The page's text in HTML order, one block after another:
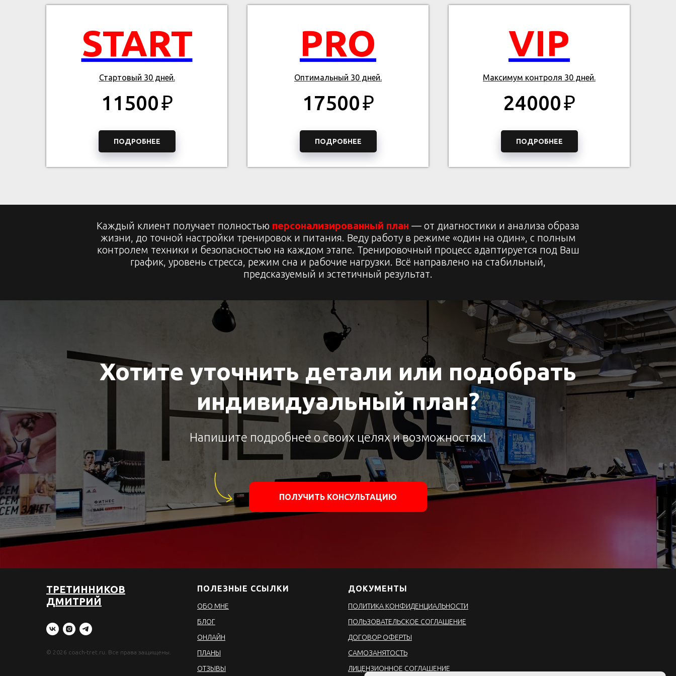
START
Стартовый 30 дней.
11500₽
ПОДРОБНЕЕ
PRO
Оптимальный 30 дней.
17500₽
ПОДРОБНЕЕ
VIP
Максимум контроля 30 дней.
24000₽
ПОДРОБНЕЕ
Каждый клиент получает полностью персонализированный план — от диагностики и анализа образа
жизни, до точной настройки тренировок и питания. Веду работу в режиме «один на один», с полным
контролем техники и безопасностью на каждом этапе. Тренировочный процесс адаптируется под Ваш
график, уровень стресса, режим сна и рабочие нагрузки. Всё направлено на стабильный,
предсказуемый и эстетичный результат.
Хотите уточнить детали или подобрать
индивидуальный план?
Напишите подробнее о своих целях и возможностях!
ПОЛУЧИТЬ КОНСУЛЬТАЦИЮ
ТРЕТИННИКОВ
ДМИТРИЙ
© 2026 coach-tret.ru. Все права защищены.
ПОЛЕЗНЫЕ ССЫЛКИ
ОБО МНЕ
БЛОГ
ОНЛАЙН
ПЛАНЫ
ОТЗЫВЫ
ДОКУМЕНТЫ
ПОЛИТИКА КОНФИДЕНЦИАЛЬНОСТИ
ПОЛЬЗОВАТЕЛЬСКОЕ СОГЛАШЕНИЕ
ДОГОВОР ОФЕРТЫ
CАМОЗАНЯТОСТЬ
ЛИЦЕНЗИОННОЕ СОГЛАШЕНИЕ